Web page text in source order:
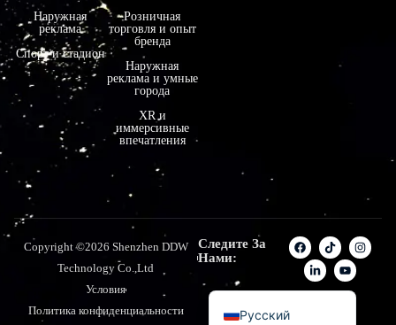
Наружная
реклама
Спорт и стадион
Розничная
торговля и опыт
бренда
Наружная
реклама и умные
города
XR и
иммерсивные
впечатления
Copyright ©2026 Shenzhen DDW
Technology Co.,Ltd
Условия
Политика конфиденциальности
Следите За
Нами:
Русский
English
العربية
Français